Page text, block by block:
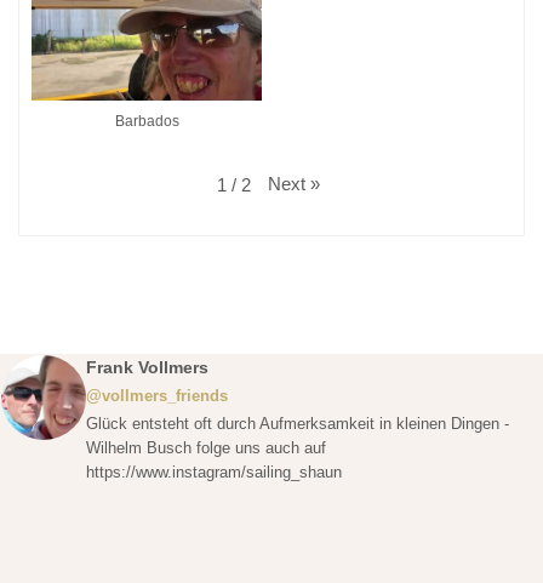
Barbados
1 / 2 Next »
Frank Vollmers
@vollmers_friends
Glück entsteht oft durch Aufmerksamkeit in kleinen Dingen -
Wilhelm Busch folge uns auch auf
https://www.instagram/sailing_shaun